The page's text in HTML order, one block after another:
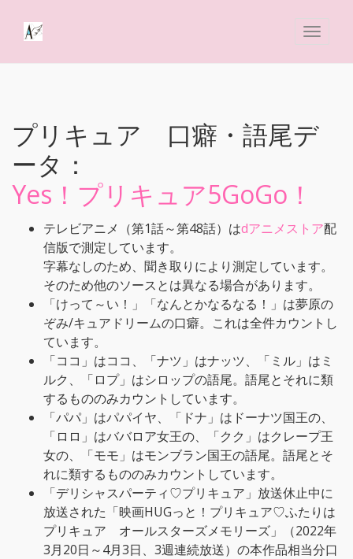
プリキュア 口癖・語尾デ
ータ：
Yes！プリキュア5GoGo！
テレビアニメ（第1話～第48話）はdアニメストア配
信版で測定しています。
字幕なしのため、聞き取りにより測定しています。
そのため他のソースとは異なる場合があります。
「けって～い！」「なんとかなるなる！」は夢原の
ぞみ/キュアドリームの口癖。これは全件カウントし
ています。
「ココ」はココ、「ナツ」はナッツ、「ミル」はミ
ルク、「ロプ」はシロップの語尾。語尾とそれに類
するもののみカウントしています。
「パパ」はパパイヤ、「ドナ」はドーナツ国王の、
「ロロ」はババロア女王の、「クク」はクレープ王
女の、「モモ」はモンブラン国王の語尾。語尾とそ
れに類するもののみカウントしています。
「デリシャスパーティ♡プリキュア」放送休止中に
放送された「映画HUGっと！プリキュア♡ふたりは
プリキュア オールスターズメモリーズ」（2022年
3月20日～4月3日、3週連続放送）の本作品相当分口